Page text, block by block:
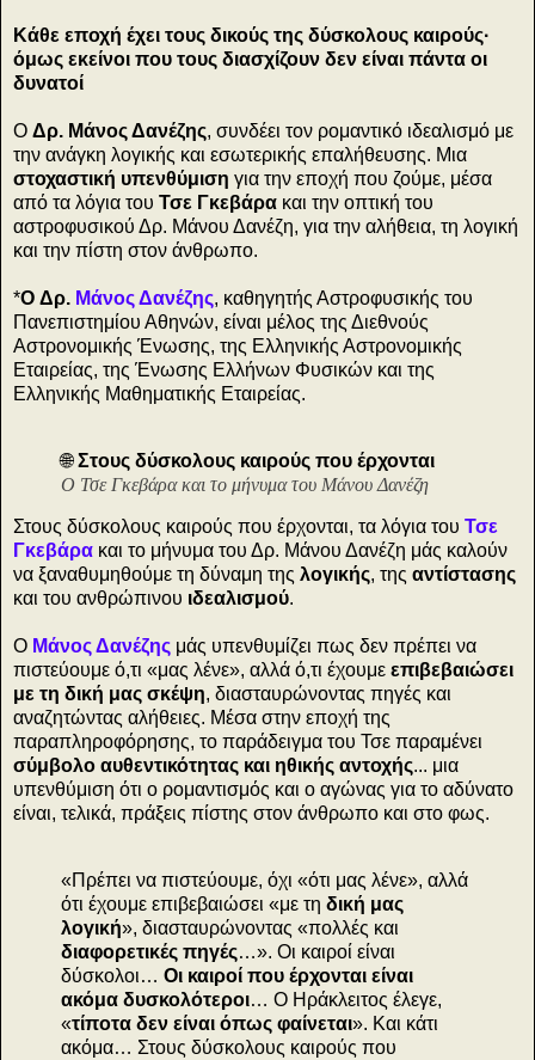
Κάθε εποχή έχει τους δικούς της δύσκολους καιρούς∙
όμως εκείνοι που τους διασχίζουν δεν είναι πάντα οι
δυνατοί
Ο Δρ. Μάνος Δανέζης, συνδέει τον ρομαντικό ιδεαλισμό με
την ανάγκη λογικής και εσωτερικής επαλήθευσης. Μια
στοχαστική υπενθύμιση για την εποχή που ζούμε, μέσα
από τα λόγια του Τσε Γκεβάρα και την οπτική του
αστροφυσικού Δρ. Μάνου Δανέζη, για την αλήθεια, τη λογική
και την πίστη στον άνθρωπο.
*Ο Δρ. Μάνος Δανέζης, καθηγητής Αστροφυσικής του
Πανεπιστημίου Αθηνών, είναι μέλος της Διεθνούς
Αστρονομικής Ένωσης, της Ελληνικής Αστρονομικής
Εταιρείας, της Ένωσης Ελλήνων Φυσικών και της
Ελληνικής Μαθηματικής Εταιρείας.
🌐Στους δύσκολους καιρούς που έρχονται
Ο Τσε Γκεβάρα και το μήνυμα του Μάνου Δανέζη
Στους δύσκολους καιρούς που έρχονται, τα λόγια του Τσε
Γκεβάρα και το μήνυμα του Δρ. Μάνου Δανέζη μάς καλούν
να ξαναθυμηθούμε τη δύναμη της λογικής, της αντίστασης
και του ανθρώπινου ιδεαλισμού.
Ο Μάνος Δανέζης μάς υπενθυμίζει πως δεν πρέπει να
πιστεύουμε ό,τι «μας λένε», αλλά ό,τι έχουμε επιβεβαιώσει
με τη δική μας σκέψη, διασταυρώνοντας πηγές και
αναζητώντας αλήθειες. Μέσα στην εποχή της
παραπληροφόρησης, το παράδειγμα του Τσε παραμένει
σύμβολο αυθεντικότητας και ηθικής αντοχής... μια
υπενθύμιση ότι ο ρομαντισμός και ο αγώνας για το αδύνατο
είναι, τελικά, πράξεις πίστης στον άνθρωπο και στο φως.
«Πρέπει να πιστεύουμε, όχι «ότι μας λένε», αλλά
ότι έχουμε επιβεβαιώσει «με τη δική μας
λογική», διασταυρώνοντας «πολλές και
διαφορετικές πηγές…». Οι καιροί είναι
δύσκολοι… Οι καιροί που έρχονται είναι
ακόμα δυσκολότεροι… Ο Ηράκλειτος έλεγε,
«τίποτα δεν είναι όπως φαίνεται». Και κάτι
ακόμα… Στους δύσκολους καιρούς που